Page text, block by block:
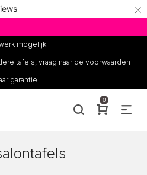
×
mogelijk
tafels, vraag naar de voorwaarden
garantie
0